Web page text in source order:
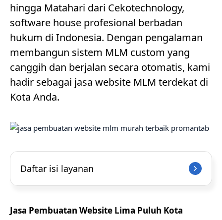
hingga Matahari dari Cekotechnology,
software house profesional berbadan
hukum di Indonesia. Dengan pengalaman
membangun sistem MLM custom yang
canggih dan berjalan secara otomatis, kami
hadir sebagai jasa website MLM terdekat di
Kota Anda.
Daftar isi layanan
Jasa Pembuatan Website Lima Puluh Kota